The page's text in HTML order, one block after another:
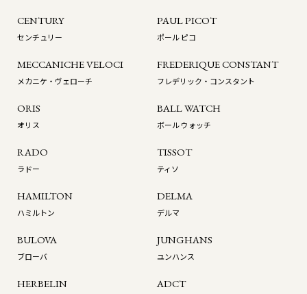
CENTURY
センチュリー
PAUL PICOT
ポール ピコ
MECCANICHE VELOCI
メカニケ・ヴェローチ
FREDERIQUE CONSTANT
フレデリック・コンスタント
ORIS
オリス
BALL WATCH
ボール ウォッチ
RADO
ラドー
TISSOT
ティソ
HAMILTON
ハミルトン
DELMA
デルマ
BULOVA
ブローバ
JUNGHANS
ユンハンス
HERBELIN ADCT